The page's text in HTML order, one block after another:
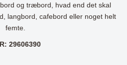
og træbord, hvad end det skal
langbord, cafebord eller noget helt
femte.
29606390